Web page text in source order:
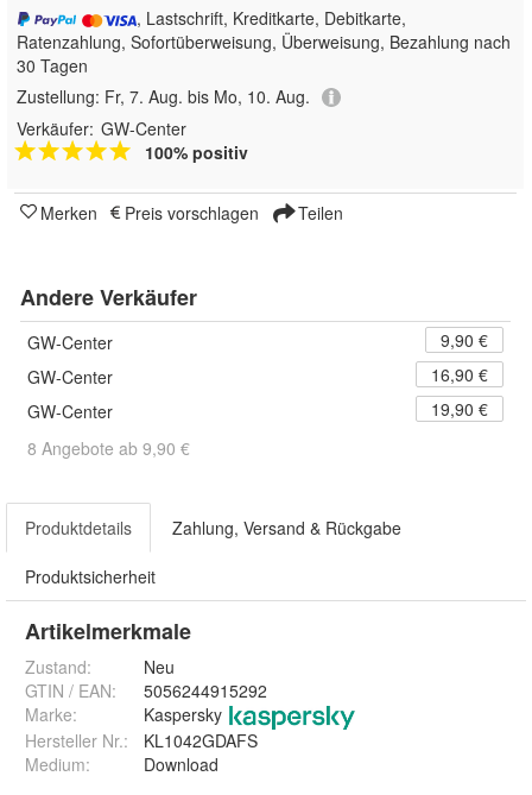
, Lastschrift, Kreditkarte, Debitkarte,
Ratenzahlung, Sofortüberweisung, Überweisung, Bezahlung nach
30 Tagen
Zustellung: Fr, 7. Aug. bis Mo, 10. Aug.
Verkäufer: GW-Center
100% positiv
Merken Preis vorschlagen Teilen
Andere Verkäufer
GW-Center
9,90 €
GW-Center
16,90 €
GW-Center
19,90 €
8 Angebote ab 9,90 €
Produktdetails Zahlung, Versand & Rückgabe
Produktsicherheit
Artikelmerkmale
Zustand:
Neu
GTIN / EAN:
5056244915292
Marke:
Kaspersky
Hersteller Nr.:
KL1042GDAFS
Medium: Download